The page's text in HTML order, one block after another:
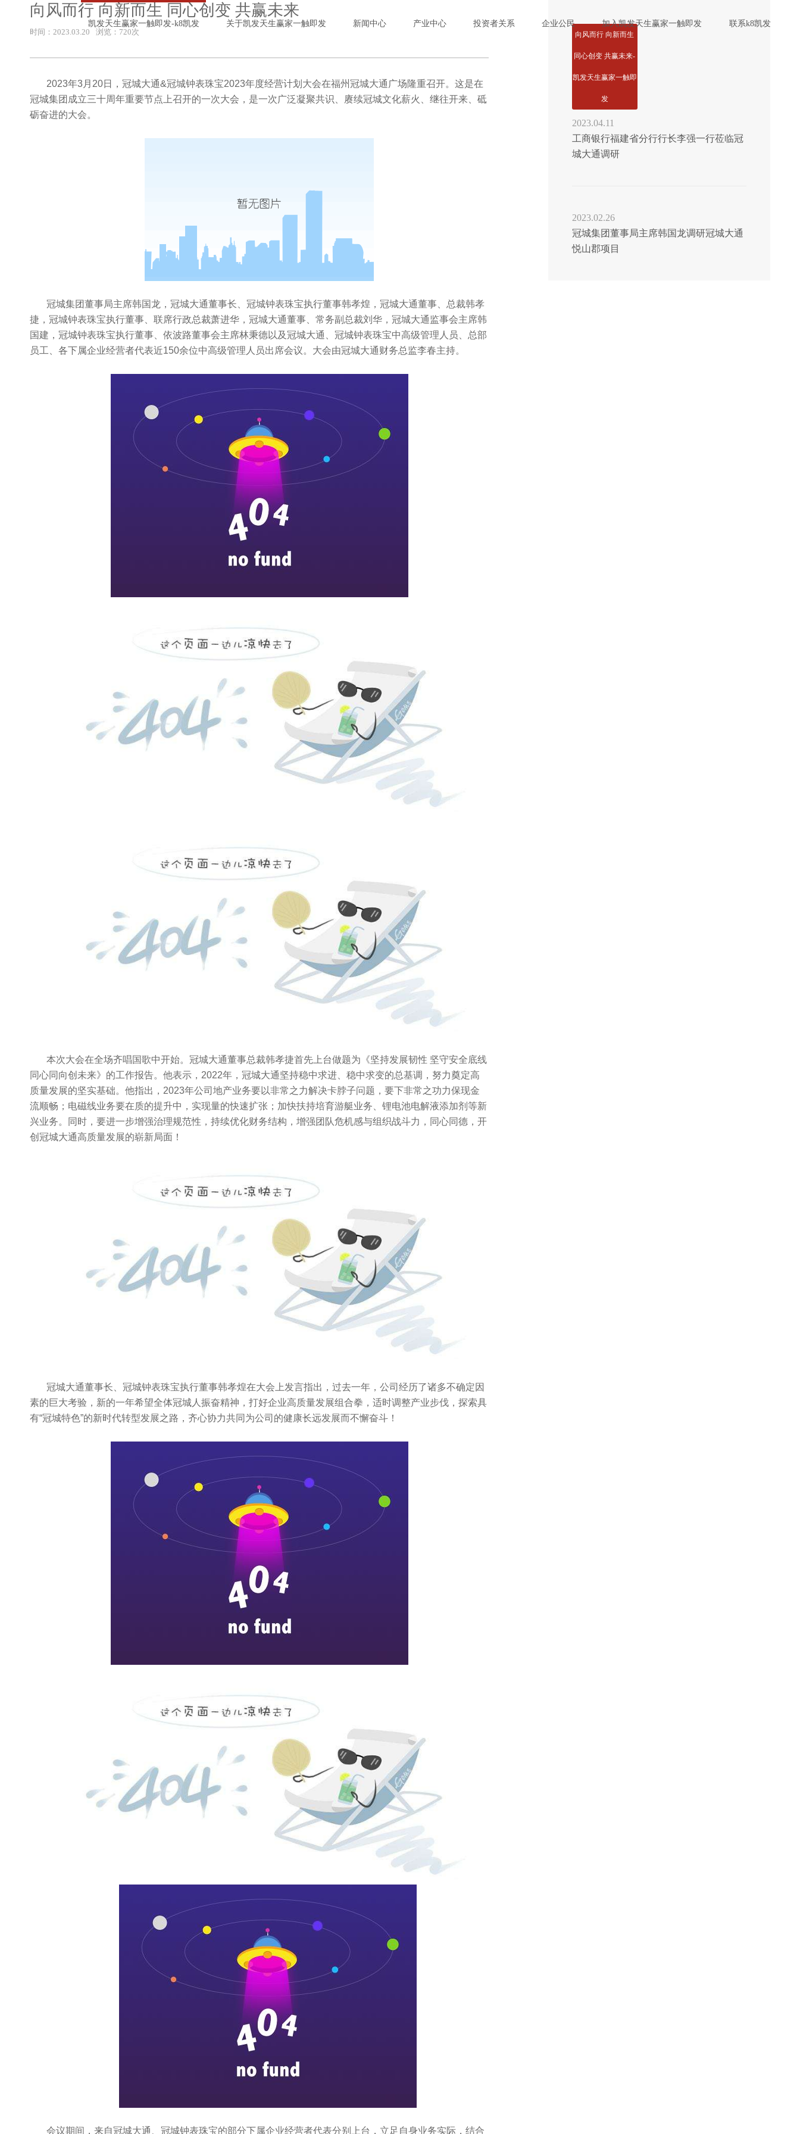
凯发天生赢家一触即发-k8凯发 关于凯发天生赢家一触即发 新闻中心 产业中心 投资者关系 企业公民 加入凯发天生赢家一触即发 联系k8凯发
向风而行 向新而生 同心创变 共赢未来
时间：2023.03.20 浏览：720次
2023年3月 20日，冠城大通&冠城钟表珠宝2023年度经营计划大会在福州冠城大通广场隆重召开。这是在
冠城集团成立三十周年重要节点上召开的一次大会，是一次广泛凝聚共识、赓续冠城文化薪火、继往开来、砥
砺奋进的大会。
冠城集团董事局主席韩国龙，冠城大通董事长、冠城钟表珠宝执行董事韩孝煌，冠城大通董事、总裁韩孝
捷，冠城钟表珠宝执行董事、联席行政总裁萧进华，冠城大通董事、常务副总裁刘华，冠城大通监事会主席韩
国建，冠城钟表珠宝执行董事、依波路董事会主席林秉德以及冠城大通、冠城钟表珠宝中高级管理人员、总部
员工、各下属企业经营者代表近150余位中高级管理人员出席会议。大会由冠城大通财务总监李春主持。
本次大会在全场齐唱国歌中开始。冠城大通董事总裁韩孝捷首先上台做题为《坚持发展韧性 坚守安全底线
同心同向创未来》的工作报告。他表示， 2022年，冠城大通坚持稳中求进、稳中求变的总基调，努力奠定高
质量发展的坚实基础。他指出， 2023年公司地产业务要以非常之力解决卡脖子问题，要下非常之功力保现金
流顺畅；电磁线业务要在质的提升中，实现量的快速扩张；加快扶持培育游艇业务、锂电池电解液添加剂等新
兴业务。同时，要进一步增强治理规范性，持续优化财务结构，增强团队危机感与组织战斗力，同心同德，开
创冠城大通高质量发展的崭新局面！
冠城大通董事长、冠城钟表珠宝执行董事韩孝煌在大会上发言指出，过去一年，公司经历了诸多不确定因
素的巨大考验，新的一年希望全体冠城人振奋精神，打好企业高质量发展组合拳，适时调整产业步伐，探索具
有“冠城特色”的新时代转型发展之路，齐心协力共同为公司的健康长远发展而不懈奋斗！
会议期间，来自冠城大通、冠城钟表珠宝的部分下属企业经营者代表分别上台，立足自身业务实际，结合
向风而行 向新而生
同心创变 共赢未来-
凯发天生赢家一触即
发
2023.04.11
工商银行福建省分行行长李强一行莅临冠
城大通调研
2023.02.26
冠城集团董事局主席韩国龙调研冠城大通
悦山郡项目